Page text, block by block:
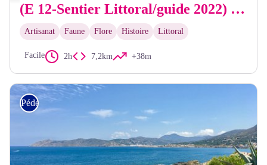
(E 12-Sentier Littoral/guide 2022) Réserve Naturelle du Mas Larrieu - Le Racou
Artisanat Faune Flore Histoire Littoral
Facile 2h 7,2km +38m
Pédestre